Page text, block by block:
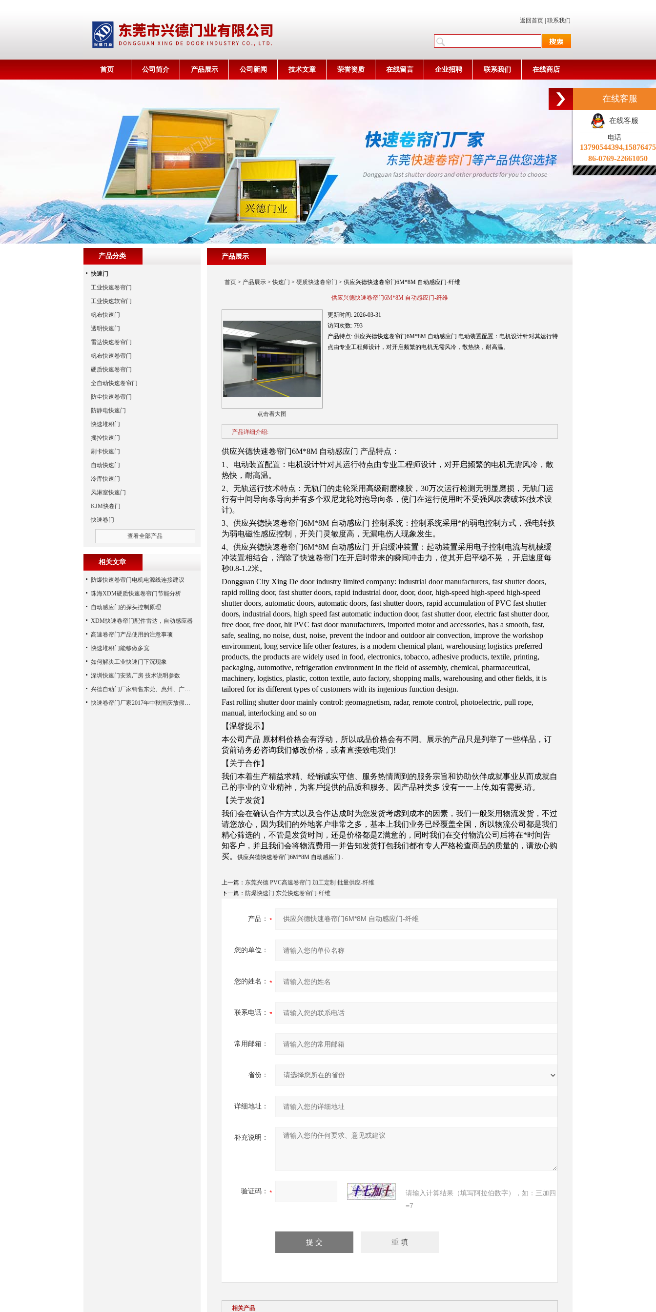
返回首页 联系我们
首页 公司简介 产品展示 公司新闻 技术文章 荣誉资质 在线留言 企业招聘 联系我们 在线商店
产品展示
首页> 产品展示>快速门 > 硬质快速卷帘门 > 供应兴德快速卷帘门6M*8M 自动感应门-纤维
供应兴德快速卷帘门6M*8M 自动感应门-纤维
点击看大图
更新时间: 2026-03-31
访问次数: 793
产品特点: 供应兴德快速卷帘门6M*8M 自动感应门 电动装置配置：电机设计针对其运行特
点由专业工程师设计，对开启频繁的电机无需风冷，散热快，耐高温。
产品详细介绍:
供应兴德快速卷帘门6M*8M 自动感应门 产品特点：
1、电动装置配置：电机设计针对其运行特点由专业工程师设计，对开启频繁的电机无需风冷，散
热快，耐高温。
2、无轨运行技术特点：无轨门的走轮采用高级耐磨橡胶，30万次运行检测无明显磨损，无轨门运
行有中间导向条导向并有多个双尼龙轮对抱导向条，使门在运行使用时不受强风吹袭破坏(技术设
计)。
3、供应兴德快速卷帘门6M*8M 自动感应门 控制系统：控制系统采用*的弱电控制方式，强电转换
为弱电磁性感应控制，开关门灵敏度高，无漏电伤人现象发生。
4、供应兴德快速卷帘门6M*8M 自动感应门 开启缓冲装置：起动装置采用电子控制电流与机械缓
冲装置相结合，消除了快速卷帘门在开启时带来的瞬间冲击力，使其开启平稳不晃 ，开启速度每
秒0.8-1.2米。
Dongguan City Xing De door industry limited company: industrial door manufacturers, fast shutter doors,
rapid rolling door, fast shutter doors, rapid industrial door, door, door, high-speed high-speed high-speed
shutter doors, automatic doors, automatic doors, fast shutter doors, rapid accumulation of PVC fast shutter
doors, industrial doors, high speed fast automatic induction door, fast shutter door, electric fast shutter door,
free door, free door, hit PVC fast door manufacturers, imported motor and accessories, has a smooth, fast,
safe, sealing, no noise, dust, noise, prevent the indoor and outdoor air convection, improve the workshop
environment, long service life other features, is a modern chemical plant, warehousing logistics preferred
products, the products are widely used in food, electronics, tobacco, adhesive products, textile, printing,
packaging, automotive, refrigeration environment In the field of assembly, chemical, pharmaceutical,
machinery, logistics, plastic, cotton textile, auto factory, shopping malls, warehousing and other fields, it is
tailored for its different types of customers with its ingenious function design.
Fast rolling shutter door mainly control: geomagnetism, radar, remote control, photoelectric, pull rope,
manual, interlocking and so on
【温馨提示】
本公司产品 原材料价格会有浮动，所以成品价格会有不同。展示的产品只是列举了一些样品，订
货前请务必咨询我们修改价格，或者直接致电我们!
【关于合作】
我们本着生产精益求精、经销诚实守信、服务热情周到的服务宗旨和协助伙伴成就事业从而成就自
己的事业的立业精神，为客戶提供的品质和服务。因产品种类多 没有一一上传,如有需要,请。
【关于发货】
我们会在确认合作方式以及合作达成时为您发货考虑到成本的因素，我们一般采用物流发货，不过
请您放心，因为我们的外地客户非常之多，基本上我们业务已经覆盖全国，所以物流公司都是我们
精心筛选的，不管是发货时间，还是价格都是Z满意的，同时我们在交付物流公司后将在*时间告
知客户，并且我们会将物流费用一并告知发货打包我们都有专人严格检查商品的质量的，请放心购
买。
供应兴德快速卷帘门6M*8M 自动感应门 .
上一篇： 东莞兴德 PVC高速卷帘门 加工定制 批量供应-纤维
下一篇： 防爆快速门 东莞快速卷帘门-纤维
产品：
您的单位：
您的姓名：
联系电话：
常用邮箱：
省份：
详细地址：
补充说明：
验证码：
请输入计算结果（填写阿拉伯数字），如：三加四
=7
相关产品
产品分类
快速门
工业快速卷帘门
工业快速软帘门
帆布快速门
透明快速门
雷达快速卷帘门
帆布快速卷帘门
硬质快速卷帘门
全自动快速卷帘门
防尘快速卷帘门
防静电快速门
快速堆积门
摇控快速门
刷卡快速门
自动快速门
冷库快速门
风淋室快速门
KJM快卷门
快速卷门
查看全部产品
相关文章
防爆快速卷帘门电机电源线连接建议
珠海XDM硬质快速卷帘门节能分析
自动感应门的探头控制原理
XDM快速卷帘门配件雷达，自动感应器
高速卷帘门产品使用的注意事项
快速堆积门能够做多宽
如何解决工业快速门下沉现象
深圳快速门安装厂房 技术说明参数
兴德自动门厂家销售东莞、惠州、广州、佛山、中山等地
快速卷帘门厂家2017年中秋国庆放假通知
在线客服
在线客服
电话
86-0769-22661050